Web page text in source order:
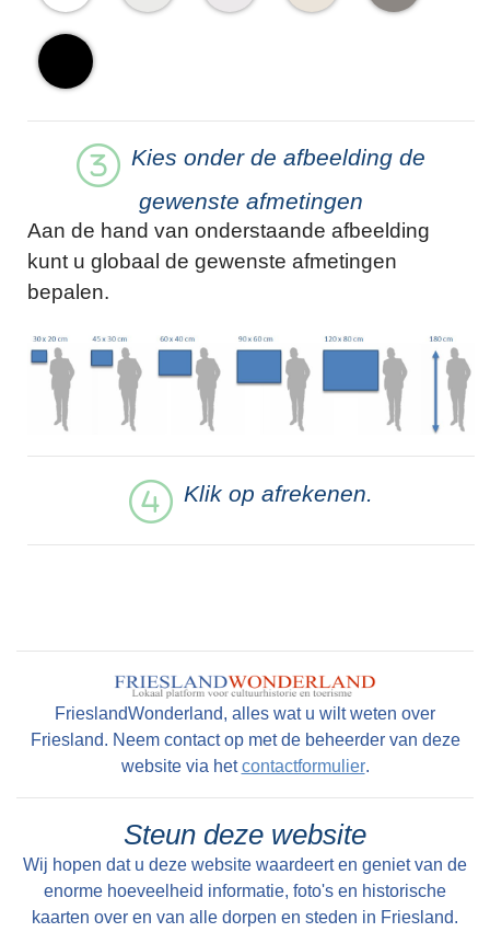
Kies onder de afbeelding de
gewenste afmetingen
Aan de hand van onderstaande afbeelding
kunt u globaal de gewenste afmetingen
bepalen.
Klik op afrekenen.
FrieslandWonderland, alles wat u wilt weten over
Friesland. Neem contact op met de beheerder van deze
website via hetcontactformulier.
Steun deze website
Wij hopen dat u deze website waardeert en geniet van de
enorme hoeveelheid informatie, foto's en historische
kaarten over en van alle dorpen en steden in Friesland.